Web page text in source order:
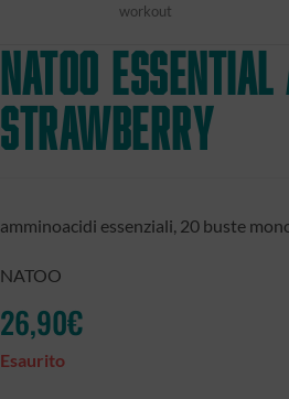
workout
NATOO
Strawberry
amminoacidi essenziali, 20 buste
NATOO
26,90€
Esaurito